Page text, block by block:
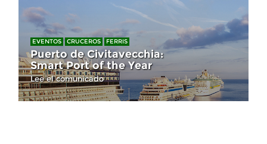
EVENTOS CRUCEROS FERRIS
Puerto de Civitavecchia:
Smart Port of the Year
Lee el comunicado